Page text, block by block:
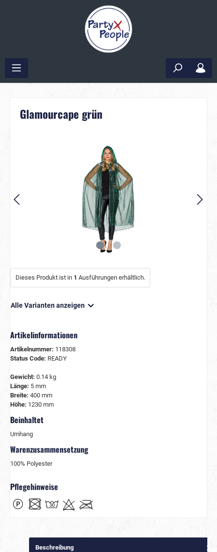
Glamourcape grün
Dieses Produkt ist in 1 Ausführungen erhältlich.
Alle Varianten anzeigen
Artikelinformationen
Artikelnummer: 118308
Status Code: READY
Gewicht: 0.14 kg
Länge: 5 mm
Breite: 400 mm
Höhe: 1230 mm
Beinhaltet
Umhang
Warenzusammensetzung
100% Polyester
Pflegehinweise
Beschreibung